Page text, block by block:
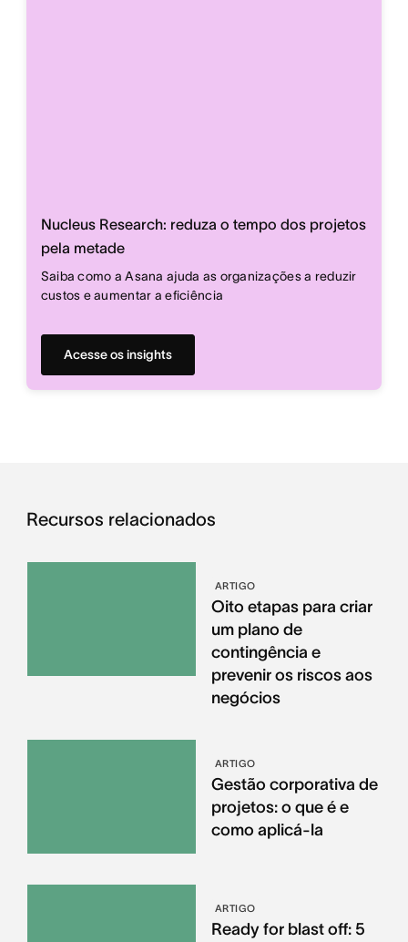
Nucleus Research: reduza o tempo dos projetos
pela metade
Saiba como a Asana ajuda as organizações a reduzir
custos e aumentar a eficiência
Acesse os insights
Recursos relacionados
ARTIGO
Oito etapas para criar
um plano de
contingência e
prevenir os riscos aos
negócios
ARTIGO
Gestão corporativa de
projetos: o que é e
como aplicá-la
ARTIGO
Ready for blast off: 5